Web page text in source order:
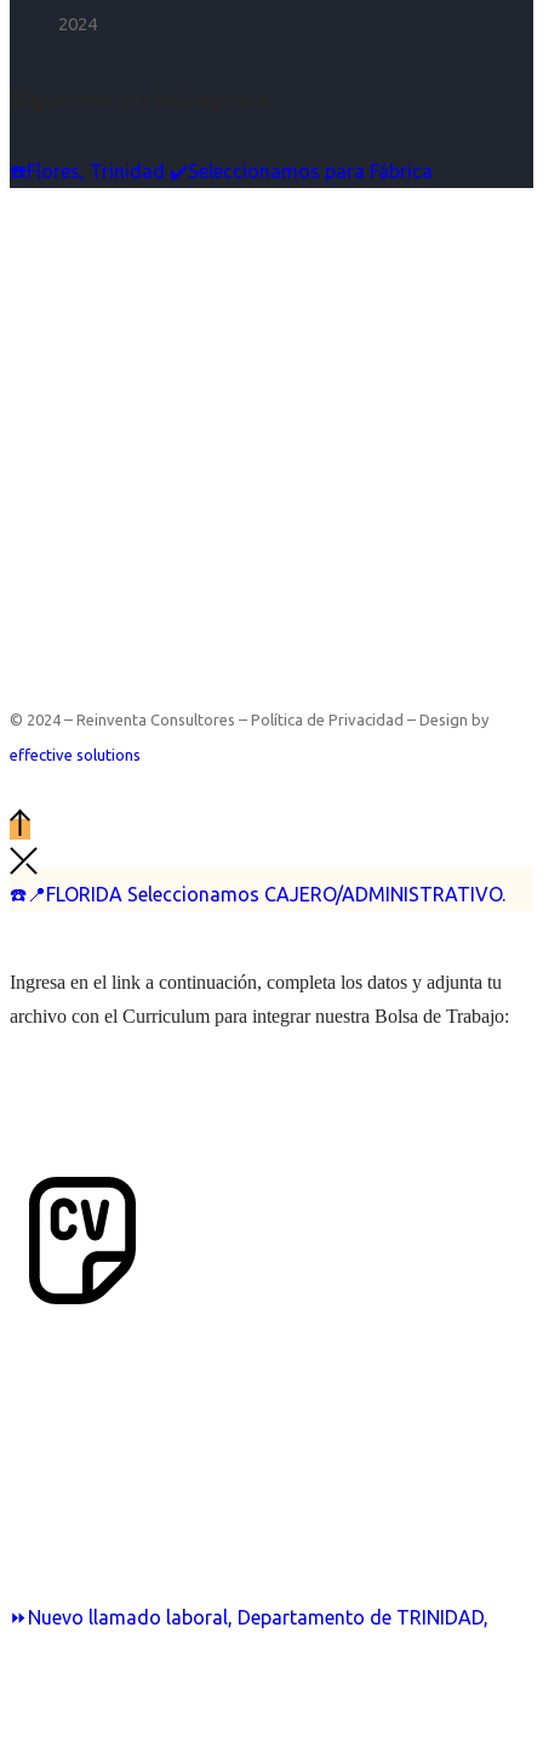
2024
☎️Flores, Trinidad ✔️Seleccionamos para Fábrica
☎️📍FLORIDA Seleccionamos CAJERO/ADMINISTRATIVO.
⏩Nuevo llamado laboral, Departamento de TRINIDAD,
© 2024 – Reinventa Consultores – Política de Privacidad – Design by
effective solutions
Ingresa en el link a continuación, completa los datos y adjunta tu
archivo con el Curriculum para integrar nuestra Bolsa de Trabajo: